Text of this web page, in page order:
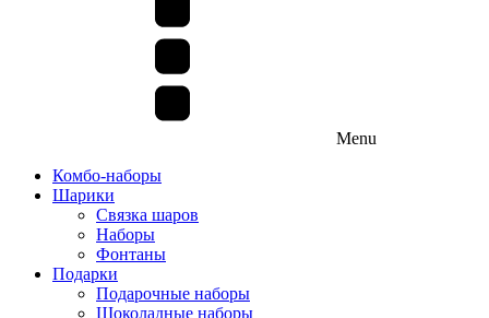
Menu
Комбо-наборы
Шарики
Связка шаров
Наборы
Фонтаны
Подарки
Подарочные наборы
Шоколадные наборы